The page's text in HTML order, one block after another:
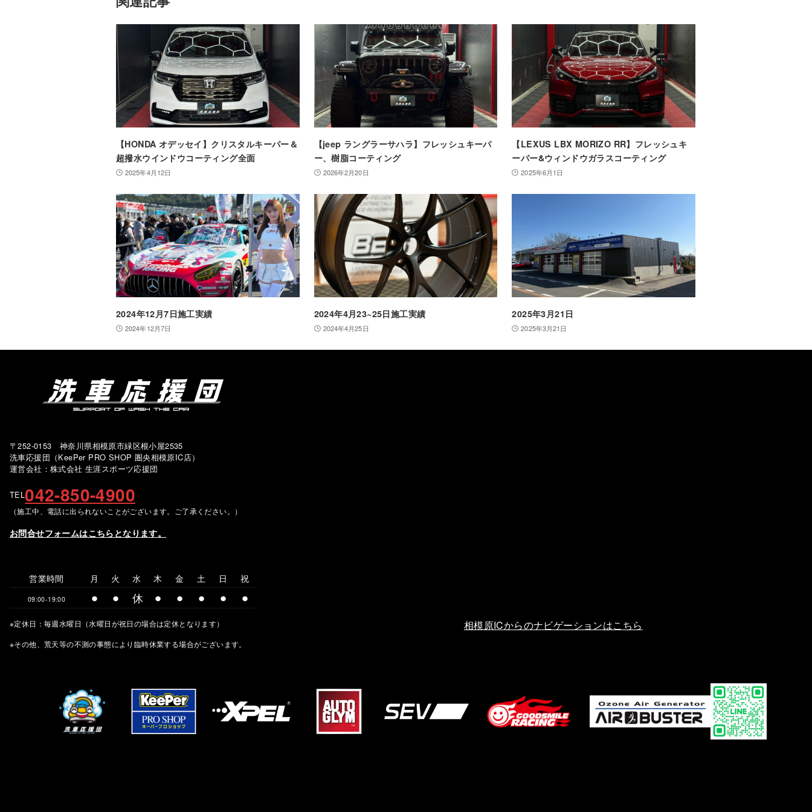
【HONDA オデッセイ】クリスタルキーパー＆
超撥水ウインドウコーティング全面
2025年4月12日
【jeep ラングラーサハラ】フレッシュキーパ
ー、樹脂コーティング
2026年2月20日
【LEXUS LBX MORIZO RR】フレッシュキ
ーパー&ウィンドウガラスコーティング
2025年6月1日
2024年12月7日施工実績
2024年12月7日
2024年4月23~25日施工実績
2024年4月25日
2025年3月21日
2025年3月21日
〒252-0153 神奈川県相模原市緑区根小屋2535
洗車応援団（KeePer PRO SHOP 圏央相模原IC店）
運営会社：株式会社 生涯スポーツ応援団
TEL042-850-4900
（施工中、電話に出られないことがございます。ご了承ください。）
お問合せフォームはこちらとなります。
営業時間 月 火 水 木 金 土 日 祝
09:00-19:00 ⚫︎ ⚫︎ 休 ⚫︎ ⚫︎ ⚫︎ ⚫︎ ⚫︎
※定休日：毎週水曜日（水曜日が祝日の場合は定休となります）
※その他、荒天等の不測の事態により臨時休業する場合がございます。
相模原ICからのナビゲーションはこちら